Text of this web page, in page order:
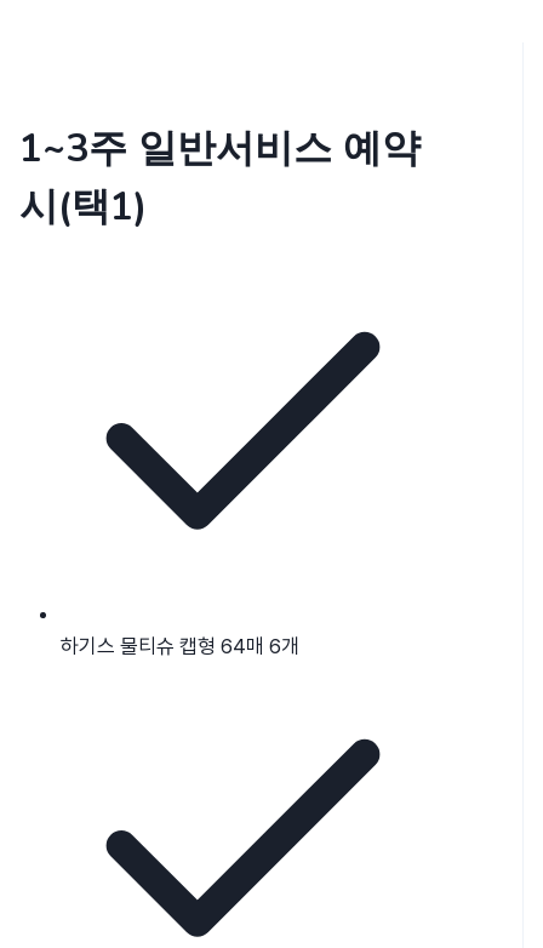
1~3주 일반서비스 예약
시(택1)
하기스 물티슈 캡형 64매 6개